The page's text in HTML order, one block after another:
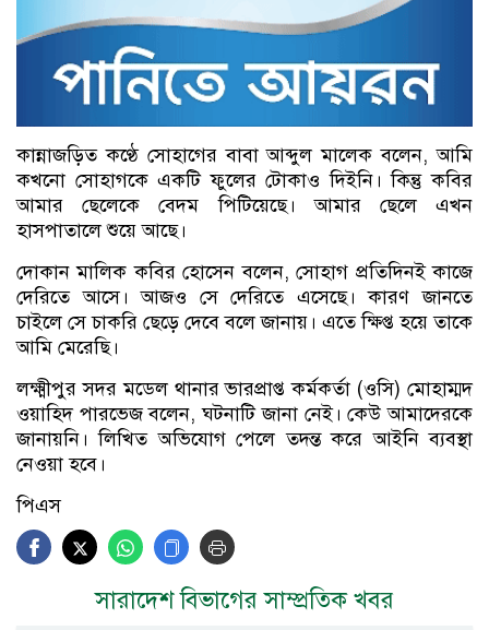
কান্নাজড়িত কণ্ঠে সোহাগের বাবা আব্দুল মালেক বলেন, আমি
কখনো সোহাগকে একটি ফুলের টোকাও দিইনি। কিন্তু কবির
আমার ছেলেকে বেদম পিটিয়েছে। আমার ছেলে এখন
হাসপাতালে শুয়ে আছে।
দোকান মালিক কবির হোসেন বলেন, সোহাগ প্রতিদিনই কাজে
দেরিতে আসে। আজও সে দেরিতে এসেছে। কারণ জানতে
চাইলে সে চাকরি ছেড়ে দেবে বলে জানায়। এতে ক্ষিপ্ত হয়ে তাকে
আমি মেরেছি।
লক্ষ্মীপুর সদর মডেল থানার ভারপ্রাপ্ত কর্মকর্তা (ওসি) মোহাম্মদ
ওয়াহিদ পারভেজ বলেন, ঘটনাটি জানা নেই। কেউ আমাদেরকে
জানায়নি। লিখিত অভিযোগ পেলে তদন্ত করে আইনি ব্যবস্থা
নেওয়া হবে।
পিএস
সারাদেশ বিভাগের সাম্প্রতিক খবর